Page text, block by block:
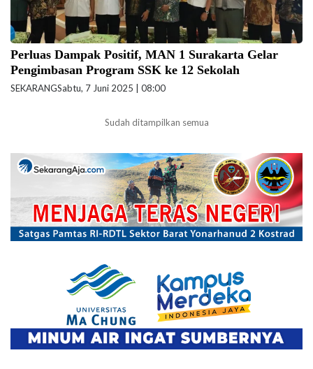
Perluas Dampak Positif, MAN 1 Surakarta Gelar
Pengimbasan Program SSK ke 12 Sekolah
SEKARANGSabtu, 7 Juni 2025 | 08:00
Sudah ditampilkan semua